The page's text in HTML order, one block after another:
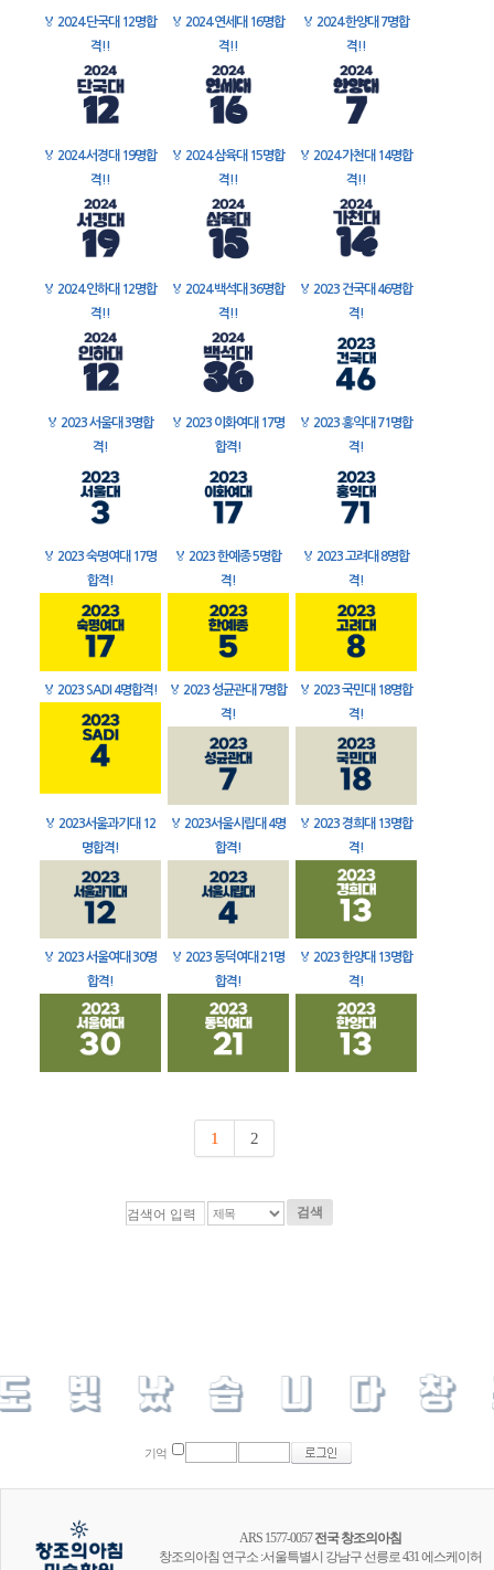
🏅 2024 단국대 12명합
격!!
🏅 2024 연세대 16명합
격!!
🏅 2024 한양대 7명합
격!!
🏅 2024 서경대 19명합
격!!
🏅 2024 삼육대 15명합
격!!
🏅 2024 가천대 14명합
격!!
🏅 2024 인하대 12명합
격!!
🏅 2024 백석대 36명합
격!!
🏅 2023 건국대 46명합
격!
🏅 2023 서울대 3명합
격!
🏅 2023 이화여대 17명
합격!
🏅 2023 홍익대 71명합
격!
🏅 2023 숙명여대 17명
합격!
🏅 2023 한예종 5명합
격!
🏅 2023 고려대 8명합
격!
🏅 2023 SADI 4명합격! 🏅 2023 성균관대 7명합
격!
🏅 2023 국민대 18명합
격!
🏅 2023서울과기대 12
명합격!
🏅 2023서울시립대 4명
합격!
🏅 2023 경희대 13명합
격!
🏅 2023 서울여대 30명
합격!
🏅 2023 동덕여대 21명
합격!
🏅 2023 한양대 13명합
격!
1 2
검색
기억
ARS 1577-0057전국 창조의아침
창조의아침 연구소 :서울특별시 강남구 선릉로 431 에스케이허